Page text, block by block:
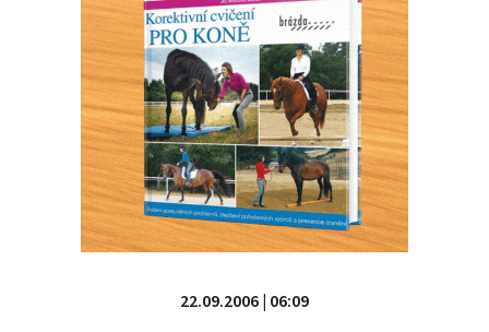
22.09.2006 | 06:09